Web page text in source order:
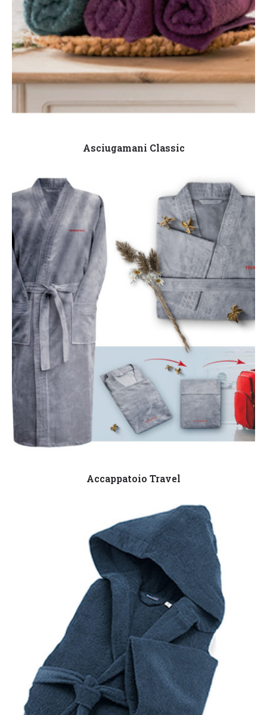
Leggi tutto
Asciugamani Classic
Leggi tutto
Accappatoio Travel